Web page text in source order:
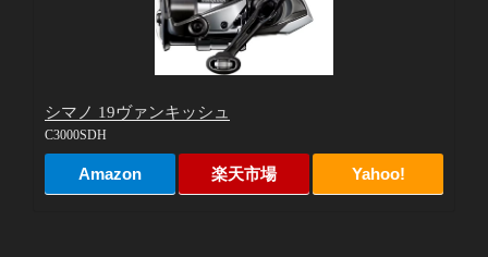
シマノ 19ヴァンキッシュ
C3000SDH
Amazon 楽天市場 Yahoo!